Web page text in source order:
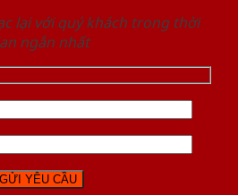
lại với quý khách trong thời
ngắn nhất